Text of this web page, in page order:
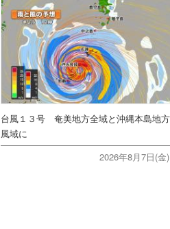
台風１３号 奄美地方全域と沖縄本島地
風域に
2026年8月7日(金